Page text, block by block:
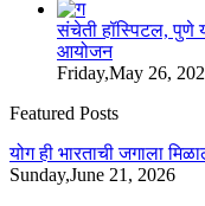
संचेती हॉस्पिटल, पुणे
आयोजन
Friday,May 26,
Featured Posts
योग ही भारताची जगाला
Sunday,June 21, 2026